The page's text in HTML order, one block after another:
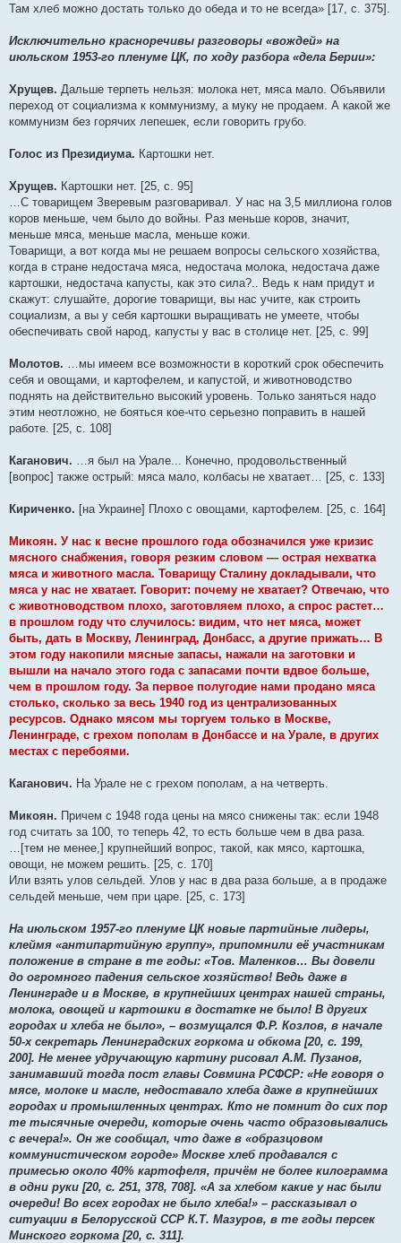
Там хлеб можно достать только до обеда и то не всегда» [17, с. 375].
Исключительно красноречивы разговоры «вождей» на
июльском 1953-го пленуме ЦК, по ходу разбора «дела Берии»:
Хрущев. Дальше терпеть нельзя: молока нет, мяса мало. Объявили
переход от социализма к коммунизму, а муку не продаем. А какой же
коммунизм без горячих лепешек, если говорить грубо.
Голос из Президиума. Картошки нет.
Хрущев. Картошки нет. [25, с. 95]
…С товарищем Зверевым разговаривал. У нас на 3,5 миллиона голов
коров меньше, чем было до войны. Раз меньше коров, значит,
меньше мяса, меньше масла, меньше кожи.
Товарищи, а вот когда мы не решаем вопросы сельского хозяйства,
когда в стране недостача мяса, недостача молока, недостача даже
картошки, недостача капусты, как это сила?.. Ведь к нам придут и
скажут: слушайте, дорогие товарищи, вы нас учите, как строить
социализм, а вы у себя картошки выращивать не умеете, чтобы
обеспечивать свой народ, капусты у вас в столице нет. [25, с. 99]
Молотов. …мы имеем все возможности в короткий срок обеспечить
себя и овощами, и картофелем, и капустой, и животноводство
поднять на действительно высокий уровень. Только заняться надо
этим неотложно, не бояться кое-что серьезно поправить в нашей
работе. [25, с. 108]
Каганович. …я был на Урале... Конечно, продовольственный
[вопрос] также острый: мяса мало, колбасы не хватает… [25, с. 133]
Кириченко. [на Украине] Плохо с овощами, картофелем. [25, с. 164]
Микоян. У нас к весне прошлого года обозначился уже кризис
мясного снабжения, говоря резким словом — острая нехватка
мяса и животного масла. Товарищу Сталину докладывали, что
мяса у нас не хватает. Говорит: почему не хватает? Отвечаю, что
с животноводством плохо, заготовляем плохо, а спрос растет…
в прошлом году что случилось: видим, что нет мяса, может
быть, дать в Москву, Ленинград, Донбасс, а другие прижать… В
этом году накопили мясные запасы, нажали на заготовки и
вышли на начало этого года с запасами почти вдвое больше,
чем в прошлом году. За первое полугодие нами продано мяса
столько, сколько за весь 1940 год из централизованных
ресурсов. Однако мясом мы торгуем только в Москве,
Ленинграде, с грехом пополам в Донбассе и на Урале, в других
местах с перебоями.
Каганович. На Урале не с грехом пополам, а на четверть.
Микоян. Причем с 1948 года цены на мясо снижены так: если 1948
год считать за 100, то теперь 42, то есть больше чем в два раза.
…[тем не менее,] крупнейший вопрос, такой, как мясо, картошка,
овощи, не можем решить. [25, с. 170]
Или взять улов сельдей. Улов у нас в два раза больше, а в продаже
сельдей меньше, чем при царе. [25, с. 173]
На июльском 1957-го пленуме ЦК новые партийные лидеры,
клеймя «антипартийную группу», припомнили её участникам
положение в стране в те годы: «Тов. Маленков… Вы довели
до огромного падения сельское хозяйство! Ведь даже в
Ленинграде и в Москве, в крупнейших центрах нашей страны,
молока, овощей и картошки в достатке не было! В других
городах и хлеба не было», – возмущался Ф.Р. Козлов, в начале
50-х секретарь Ленинградских горкома и обкома [20, с. 199,
200]. Не менее удручающую картину рисовал А.М. Пузанов,
занимавший тогда пост главы Совмина РСФСР: «Не говоря о
мясе, молоке и масле, недоставало хлеба даже в крупнейших
городах и промышленных центрах. Кто не помнит до сих пор
те тысячные очереди, которые очень часто образовывались
с вечера!». Он же сообщал, что даже в «образцовом
коммунистическом городе» Москве хлеб продавался с
примесью около 40% картофеля, причём не более килограмма
в одни руки [20, с. 251, 378, 708]. «А за хлебом какие у нас были
очереди! Во всех городах не было хлеба!» – рассказывал о
ситуации в Белорусской ССР К.Т. Мазуров, в те годы персек
Минского горкома [20, с. 311].